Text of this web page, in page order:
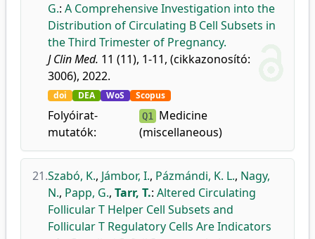
G.: A Comprehensive Investigation into the
Distribution of Circulating B Cell Subsets in
the Third Trimester of Pregnancy.
J Clin Med. 11 (11), 1-11, (cikkazonosító:
3006), 2022.
doi DEA WoS Scopus
Folyóirat-
mutatók:
Q1
Medicine
(miscellaneous)
21.Szabó, K., Jámbor, I., Pázmándi, K. L., Nagy,
N., Papp, G., Tarr, T.: Altered Circulating
Follicular T Helper Cell Subsets and
Follicular T Regulatory Cells Are Indicators